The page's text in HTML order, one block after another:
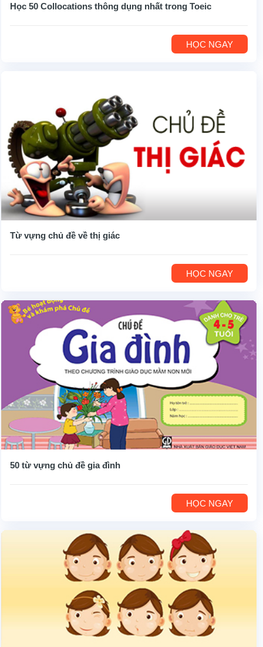
Học 50 Collocations thông dụng nhất trong Toeic
HỌC NGAY
Từ vựng chủ đề về thị giác
HỌC NGAY
50 từ vựng chủ đề gia đình
HỌC NGAY